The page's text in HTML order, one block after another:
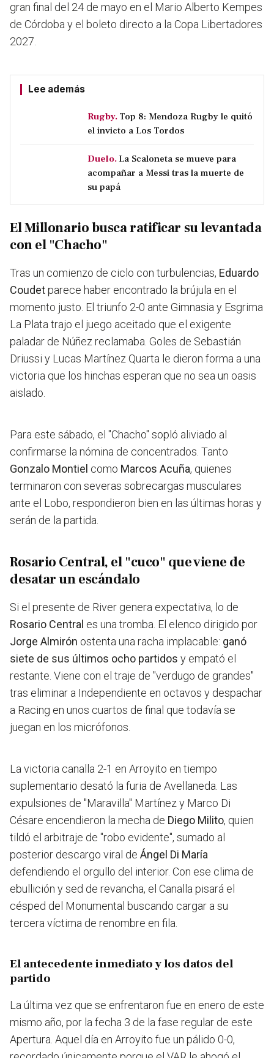
gran final del 24 de mayo en el Mario Alberto Kempes
de Córdoba y el boleto directo a la Copa Libertadores
2027.
Lee además
Rugby. Top 8: Mendoza Rugby le quitó
el invicto a Los Tordos
Duelo. La Scaloneta se mueve para
acompañar a Messi tras la muerte de
su papá
El Millonario busca ratificar su levantada
con el "Chacho"
Tras un comienzo de ciclo con turbulencias, Eduardo
Coudetparece haber encontrado la brújula en el
momento justo. El triunfo 2-0 ante Gimnasia y Esgrima
La Plata trajo el juego aceitado que el exigente
paladar de Núñez reclamaba. Goles de Sebastián
Driussi y Lucas Martínez Quarta le dieron forma a una
victoria que los hinchas esperan que no sea un oasis
aislado.
Para este sábado, el "Chacho" sopló aliviado al
confirmarse la nómina de concentrados. Tanto
Gonzalo Montiel como Marcos Acuña, quienes
terminaron con severas sobrecargas musculares
ante el Lobo, respondieron bien en las últimas horas y
serán de la partida.
Rosario Central, el "cuco" que viene de
desatar un escándalo
Si el presente de River genera expectativa, lo de
Rosario Central es una tromba. El elenco dirigido por
Jorge Almirón ostenta una racha implacable: ganó
siete de sus últimos ocho partidos y empató el
restante. Viene con el traje de "verdugo de grandes"
tras eliminar a Independiente en octavos y despachar
a Racing en unos cuartos de final que todavía se
juegan en los micrófonos.
La victoria canalla 2-1 en Arroyito en tiempo
suplementario desató la furia de Avellaneda. Las
expulsiones de "Maravilla" Martínez y Marco Di
Césare encendieron la mecha de Diego Milito, quien
tildó el arbitraje de "robo evidente", sumado al
posterior descargo viral de Ángel Di María
defendiendo el orgullo del interior. Con ese clima de
ebullición y sed de revancha, el Canalla pisará el
césped del Monumental buscando cargar a su
tercera víctima de renombre en fila.
El antecedente inmediato y los datos del
partido
La última vez que se enfrentaron fue en enero de este
mismo año, por la fecha 3 de la fase regular de este
Apertura. Aquel día en Arroyito fue un pálido 0-0,